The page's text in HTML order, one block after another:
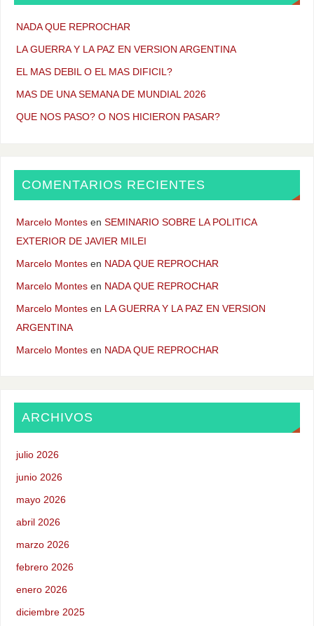
NADA QUE REPROCHAR
LA GUERRA Y LA PAZ EN VERSION ARGENTINA
EL MAS DEBIL O EL MAS DIFICIL?
MAS DE UNA SEMANA DE MUNDIAL 2026
QUE NOS PASO? O NOS HICIERON PASAR?
COMENTARIOS RECIENTES
Marcelo Montesen SEMINARIO SOBRE LA POLITICA
EXTERIOR DE JAVIER MILEI
Marcelo Montesen NADA QUE REPROCHAR
Marcelo Montesen NADA QUE REPROCHAR
Marcelo Montesen LA GUERRA Y LA PAZ EN VERSION
ARGENTINA
Marcelo Montesen NADA QUE REPROCHAR
ARCHIVOS
julio 2026
junio 2026
mayo 2026
abril 2026
marzo 2026
febrero 2026
enero 2026
diciembre 2025